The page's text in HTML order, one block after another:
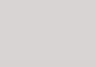
Ciężka whisky,
i sól – słone
Batch (47%). Aromat
mieszanka ziół